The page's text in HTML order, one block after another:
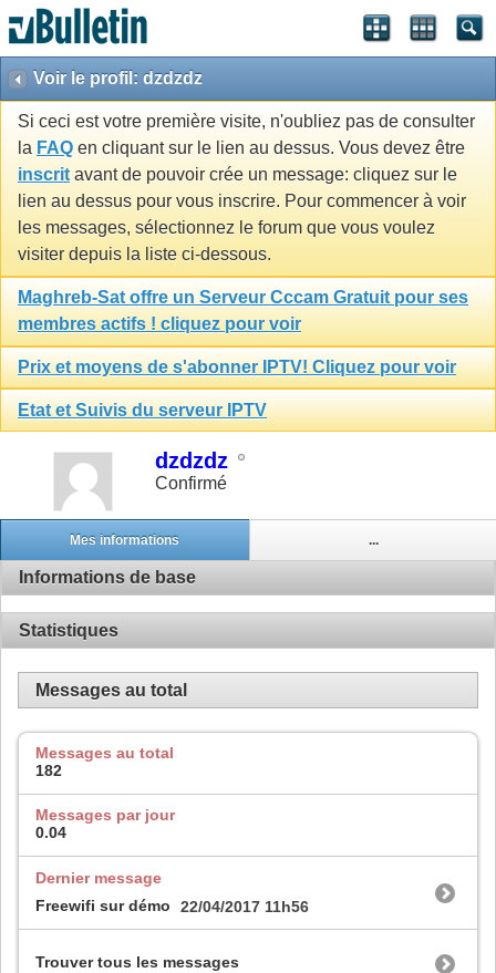
Voir le profil: dzdzdz
Si ceci est votre première visite, n'oubliez pas de consulter
la FAQ en cliquant sur le lien au dessus. Vous devez être
inscrit avant de pouvoir crée un message: cliquez sur le
lien au dessus pour vous inscrire. Pour commencer à voir
les messages, sélectionnez le forum que vous voulez
visiter depuis la liste ci-dessous.
Maghreb-Sat offre un Serveur Cccam Gratuit pour ses
membres actifs ! cliquez pour voir
Prix et moyens de s'abonner IPTV! Cliquez pour voir
Etat et Suivis du serveur IPTV
dzdzdz
Confirmé
Mes informations ...
Informations de base
Statistiques
Messages au total
Messages au total
182
Messages par jour
0.04
Dernier message
Freewifi sur démo
22/04/2017 11h56
Trouver tous les messages